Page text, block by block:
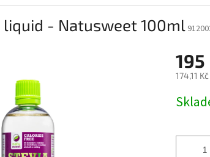
- Natusweet 100ml
195
174,11
cena: